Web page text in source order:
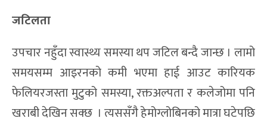
जटिलता
उपचार नहुँदा स्वास्थ्य समस्या थप जटिल बन्दै जान्छ । लामो
समयसम्म आइरनको कमी भएमा हाई आउट कारियक
फेलियरजस्ता मुटुको समस्या, रक्तअल्पता र कलेजोमा पनि
खराबी देखिन सक्छ । त्यससँगै हेमोग्लोबिनको मात्रा घटेपछि